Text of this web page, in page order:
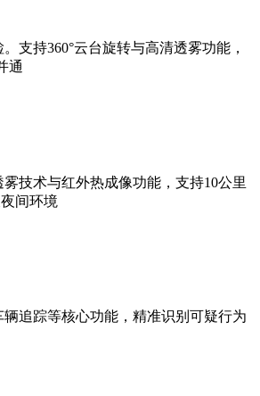
支持360°云台旋转与高清透雾功能，
通
技术与红外热成像功能，支持10公里
间环境
追踪等核心功能，精准识别可疑行为